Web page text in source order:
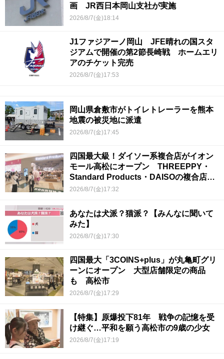
画 JR西日本岡山支社が実施
2026/8/7(金)18:14
J1ファジアーノ岡山 JFE晴れの国スタ
ジアムで開催の第2節長崎戦 ホームエリ
アのチケット完売
2026/8/7(金)17:53
岡山県倉敷市がトイレトレーラーを熊本
地震の被災地に派遣
2026/8/7(金)17:45
四国最大級！ダイソー系複合店がイオン
モール高松にオープン THREEPPY・
Standard Products・DAISOの複合店は
香川県初
2026/8/7(金)17:32
あなたは犬派？猫派？【みんなに聞いて
みた】
2026/8/7(金)17:30
四国最大「3COINS+plus」が丸亀町グリ
ーンにオープン 大型店舗限定の商品
も 高松市
2026/8/7(金)17:29
【特集】原爆投下81年 戦争の記憶を受
け継ぐ…平和を願う高松市の9歳の少女
2026/8/7(金)17:19